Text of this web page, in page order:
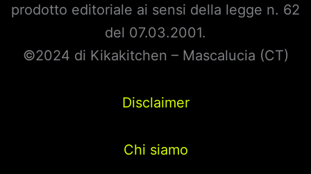
prodotto editoriale ai sensi della legge n. 62
del 07.03.2001.
©2024 di Kikakitchen – Mascalucia (CT)
Disclaimer
Chi siamo